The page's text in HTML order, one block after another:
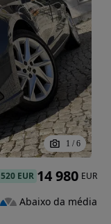
1 / 6
520 EUR 14 980 EUR
Abaixo da média